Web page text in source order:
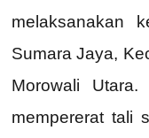
melaksanakan
Sumara Jaya,
Morowali
mempererat tali